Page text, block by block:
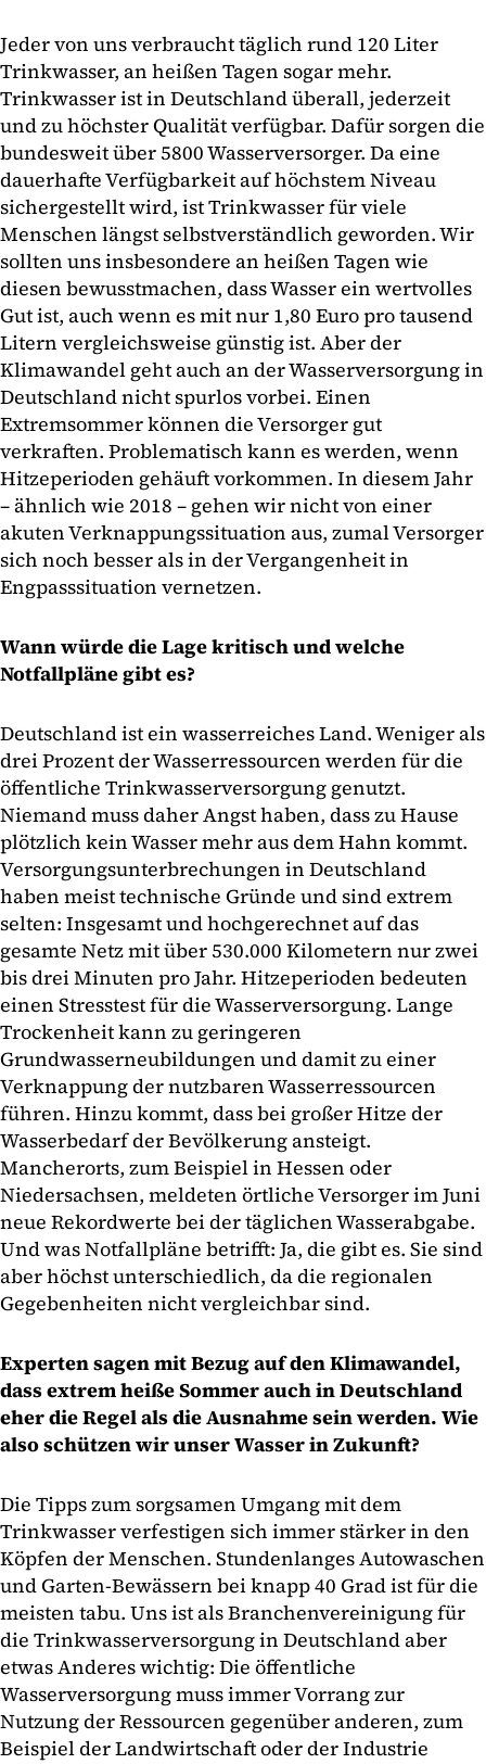
Jeder von uns verbraucht täglich rund 120 Liter
Trinkwasser, an heißen Tagen sogar mehr.
Trinkwasser ist in Deutschland überall, jederzeit
und zu höchster Qualität verfügbar. Dafür sorgen die
bundesweit über 5800 Wasserversorger. Da eine
dauerhafte Verfügbarkeit auf höchstem Niveau
sichergestellt wird, ist Trinkwasser für viele
Menschen längst selbstverständlich geworden. Wir
sollten uns insbesondere an heißen Tagen wie
diesen bewusstmachen, dass Wasser ein wertvolles
Gut ist, auch wenn es mit nur 1,80 Euro pro tausend
Litern vergleichsweise günstig ist. Aber der
Klimawandel geht auch an der Wasserversorgung in
Deutschland nicht spurlos vorbei. Einen
Extremsommer können die Versorger gut
verkraften. Problematisch kann es werden, wenn
Hitzeperioden gehäuft vorkommen. In diesem Jahr
– ähnlich wie 2018 – gehen wir nicht von einer
akuten Verknappungssituation aus, zumal Versorger
sich noch besser als in der Vergangenheit in
Engpasssituation vernetzen.
Wann würde die Lage kritisch und welche
Notfallpläne gibt es?
Deutschland ist ein wasserreiches Land. Weniger als
drei Prozent der Wasserressourcen werden für die
öffentliche Trinkwasserversorgung genutzt.
Niemand muss daher Angst haben, dass zu Hause
plötzlich kein Wasser mehr aus dem Hahn kommt.
Versorgungsunterbrechungen in Deutschland
haben meist technische Gründe und sind extrem
selten: Insgesamt und hochgerechnet auf das
gesamte Netz mit über 530.000 Kilometern nur zwei
bis drei Minuten pro Jahr. Hitzeperioden bedeuten
einen Stresstest für die Wasserversorgung. Lange
Trockenheit kann zu geringeren
Grundwasserneubildungen und damit zu einer
Verknappung der nutzbaren Wasserressourcen
führen. Hinzu kommt, dass bei großer Hitze der
Wasserbedarf der Bevölkerung ansteigt.
Mancherorts, zum Beispiel in Hessen oder
Niedersachsen, meldeten örtliche Versorger im Juni
neue Rekordwerte bei der täglichen Wasserabgabe.
Und was Notfallpläne betrifft: Ja, die gibt es. Sie sind
aber höchst unterschiedlich, da die regionalen
Gegebenheiten nicht vergleichbar sind.
Experten sagen mit Bezug auf den Klimawandel,
dass extrem heiße Sommer auch in Deutschland
eher die Regel als die Ausnahme sein werden. Wie
also schützen wir unser Wasser in Zukunft?
Die Tipps zum sorgsamen Umgang mit dem
Trinkwasser verfestigen sich immer stärker in den
Köpfen der Menschen. Stundenlanges Autowaschen
und Garten-Bewässern bei knapp 40 Grad ist für die
meisten tabu. Uns ist als Branchenvereinigung für
die Trinkwasserversorgung in Deutschland aber
etwas Anderes wichtig: Die öffentliche
Wasserversorgung muss immer Vorrang zur
Nutzung der Ressourcen gegenüber anderen, zum
Beispiel der Landwirtschaft oder der Industrie